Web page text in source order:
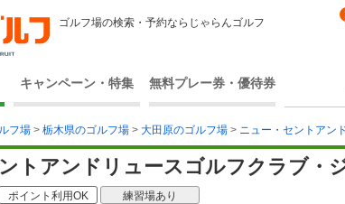
ゴルフ場の検索・予約ならじゃらんゴルフ
キャンペーン・特集 無料プレー券・優待券
フ場 > 栃木県のゴルフ場 > 大田原のゴルフ場 > ニュー・セントアン
トアンドリュースゴルフクラブ・
ポイント利用OK 練習場あり